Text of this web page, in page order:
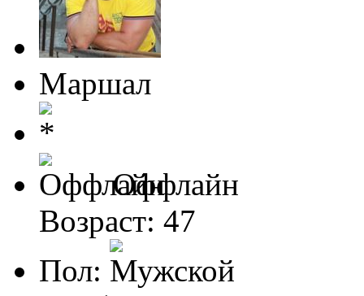
Маршал
Оффлайн
Возраст: 47
Пол: